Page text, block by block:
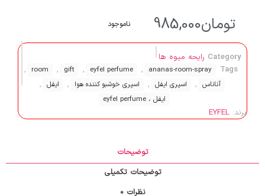
تومان985,000 ناموجود
Category رایحه میوه ها
Tags
ananas-room-spray
,
eyfel perfume
,
gift
,
room
,
آناناس , اسپری ایفل , اسپری خوشبو کننده هوا , ایفل ,
ایفل ، eyfel perfume
برند: EYFEL
توضیحات
توضیحات تکمیلی
نظرات0